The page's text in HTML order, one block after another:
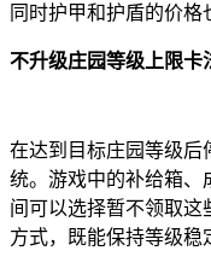
同时护甲和护盾的价格
不升级庄园等级上限卡
在达到目标庄园等级后
统。游戏中的补给箱、
间可以选择暂不领取这
方式，既能保持等级稳